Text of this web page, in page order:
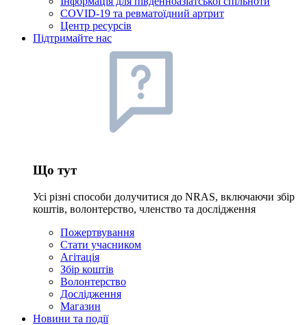
COVID-19 та ревматоїдний артрит
Центр ресурсів
Підтримайте нас
Що тут
Усі різні способи долучитися до NRAS, включаючи збір
коштів, волонтерство, членство та дослідження
Пожертвування
Стати учасником
Агітація
Збір коштів
Волонтерство
Дослідження
Магазин
Новини та події